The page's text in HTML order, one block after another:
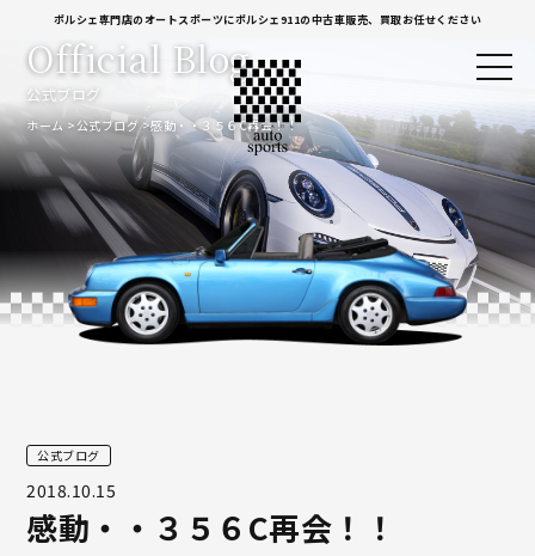
ポルシェ専門店のオートスポーツにポルシェ911の中古車販売、買取お任せください
公式ブログ
Official Blog
ホーム 公式ブログ 感動・・３５６C再会！！
公式ブログ
2018.10.15
感動・・３５６C再会！！